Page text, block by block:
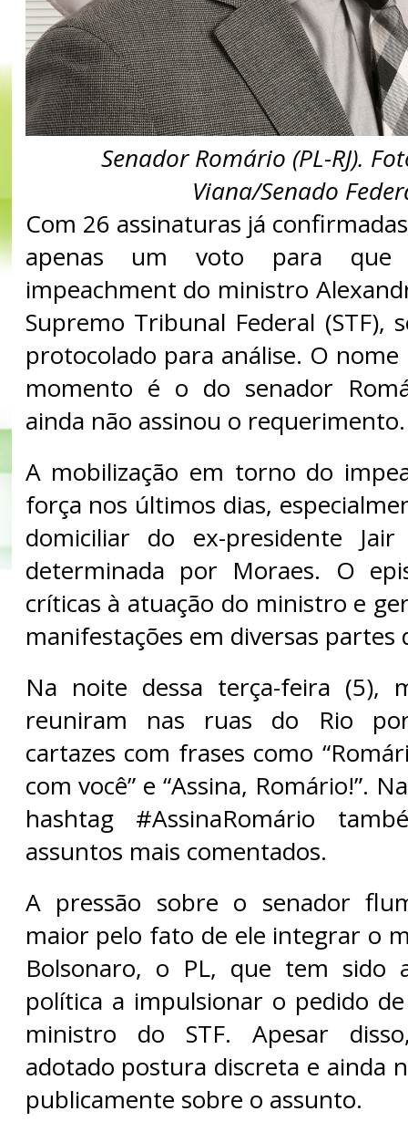
Senador Romário (PL-RJ).
Viana/Senado
Com 26 assinaturas já
apenas um voto para
impeachment do ministro
Supremo Tribunal Federal (STF),
protocolado para análise. O
momento é o do senador
ainda não assinou o requerimento.
A mobilização em torno do
força nos últimos dias,
domiciliar do ex-presidente Jair
determinada por Moraes. O
críticas à atuação do ministro e
manifestações em diversas partes
Na noite dessa terça-feira (5),
reuniram nas ruas do Rio
cartazes com frases como
com você” e “Assina, Romário!”.
hashtag #AssinaRomário
assuntos mais comentados.
A pressão sobre o senador
maior pelo fato de ele integrar o
Bolsonaro, o PL, que tem sido
política a impulsionar o pedido
ministro do STF. Apesar
adotado postura discreta e ainda
publicamente sobre o assunto.